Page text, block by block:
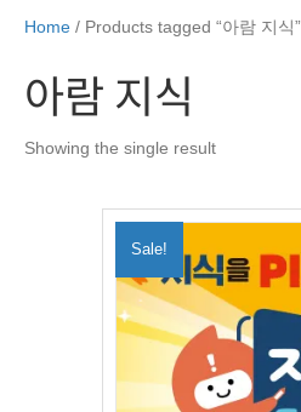
Home / Products tagged “아람 지식”
아람 지식
Showing the single result
Sale!